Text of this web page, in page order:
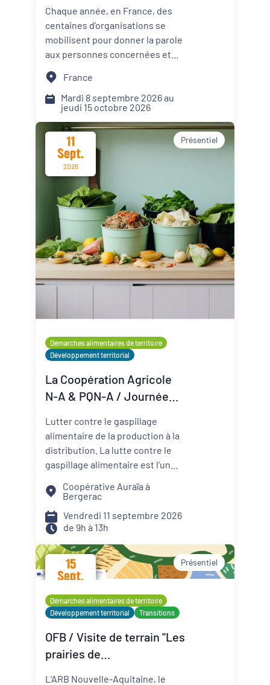
Chaque année, en France, des
centaines d’organisations se
mobilisent pour donner la parole
aux personnes concernées et
sur les solutions locales.
France
Mardi 8 septembre 2026 au
jeudi 15 octobre 2026
11
Sept.
2026
Présentiel
Démarches alimentaires de territoire
Développement territorial
La Coopération Agricole
N-A & PQN-A / Journée
contre le gaspillage
alimentaire
Lutter contre le gaspillage
alimentaire de la production à la
distribution. La lutte contre le
gaspillage alimentaire est l'un
les projets alimentaires
sensibilisation des convives, la
formation des agents de
restauration, la valorisation des
surplus avec les acteurs de la
solidarité. Sur les territoires, les
coopératives agricoles et leurs
partenaires agissent aussi pour
valoriser les productions
agricoles. Planification de la
débouchés solidaires,
Coopérative Auraïa à
Bergerac
Vendredi 11 septembre 2026
de 9h à 13h
15
Sept.
Présentiel
Démarches alimentaires de territoire
Développement territorial
Transitions
OFB / Visite de terrain "Les
prairies de
L’ARB Nouvelle-Aquitaine, le